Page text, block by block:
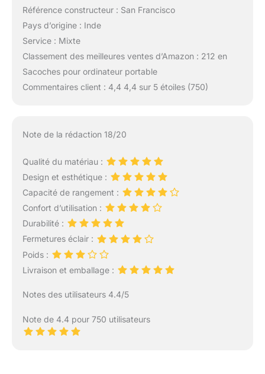
Référence constructeur : San Francisco
Pays d’origine : Inde
Service : Mixte
Classement des meilleures ventes d’Amazon : 212 en
Sacoches pour ordinateur portable
Commentaires client : 4,4 4,4 sur 5 étoiles (750)
Note de la rédaction 18/20
Qualité du matériau :
Design et esthétique :
Capacité de rangement :
Confort d’utilisation :
Durabilité :
Fermetures éclair :
Poids :
Livraison et emballage :
Notes des utilisateurs 4.4/5
Note de 4.4 pour 750 utilisateurs